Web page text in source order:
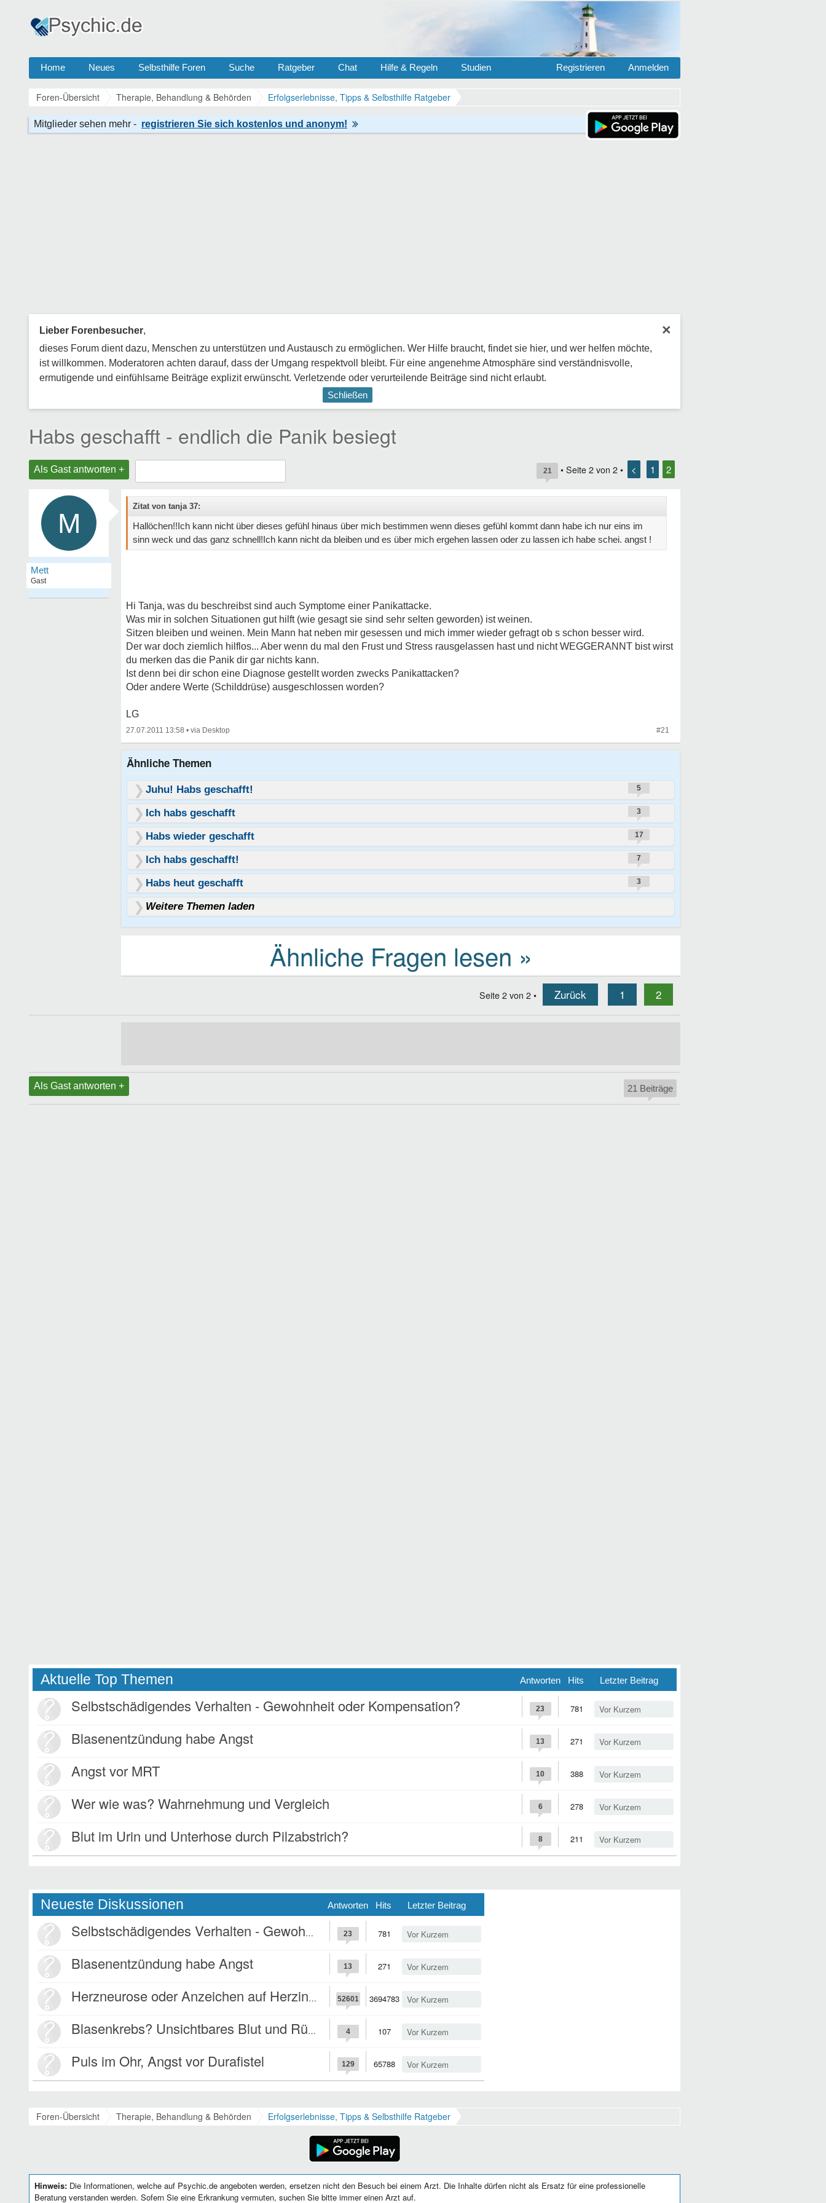
Home Neues Selbsthilfe Foren Suche Ratgeber Chat Hilfe & Regeln Studien Anmelden
Registrieren
Foren-Übersicht Therapie, Behandlung & Behörden Erfolgserlebnisse, Tipps & Selbsthilfe Ratgeber
×
Lieber Forenbesucher,
dieses Forum dient dazu, Menschen zu unterstützen und Austausch zu ermöglichen. Wer Hilfe braucht, findet sie hier, und wer helfen möchte,
ist willkommen. Moderatoren achten darauf, dass der Umgang respektvoll bleibt. Für eine angenehme Atmosphäre sind verständnisvolle,
ermutigende und einfühlsame Beiträge explizit erwünscht. Verletzende oder verurteilende Beiträge sind nicht erlaubt.
Schließen
Habs geschafft - endlich die Panik besiegt
Als Gast antworten + 21 • Seite 2 von 2 • < 1 2
M
Mett
Gast
Zitat von tanja 37:
Hallöchen!!Ich kann nicht über dieses gefühl hinaus über mich bestimmen wenn dieses gefühl kommt dann habe ich nur eins im
sinn weck und das ganz schnell!Ich kann nicht da bleiben und es über mich ergehen lassen oder zu lassen ich habe schei. angst !
Hi Tanja, was du beschreibst sind auch Symptome einer Panikattacke.
Was mir in solchen Situationen gut hilft (wie gesagt sie sind sehr selten geworden) ist weinen.
Sitzen bleiben und weinen. Mein Mann hat neben mir gesessen und mich immer wieder gefragt ob s schon besser wird.
Der war doch ziemlich hilflos... Aber wenn du mal den Frust und Stress rausgelassen hast und nicht WEGGERANNT bist wirst
du merken das die Panik dir gar nichts kann.
Ist denn bei dir schon eine Diagnose gestellt worden zwecks Panikattacken?
Oder andere Werte (Schilddrüse) ausgeschlossen worden?
LG
27.07.2011 13:58 • #21
Ähnliche Themen
Juhu! Habs geschafft! 5
Ich habs geschafft 3
Habs wieder geschafft 17
Ich habs geschafft! 7
Habs heut geschafft 3
Weitere Themen laden
Seite 2 von 2 • Zurück 1 2
Als Gast antworten + 21 Beiträge
Aktuelle Top Themen Hits
Antworten Letzter Beitrag
Selbstschädigendes Verhalten - Gewohnheit oder Kompensation? Vor Kurzem
781
23
Blasenentzündung habe Angst Vor Kurzem
271
13
Angst vor MRT Vor Kurzem
388
10
Wer wie was? Wahrnehmung und Vergleich Vor Kurzem
278
6
Blut im Urin und Unterhose durch Pilzabstrich? Vor Kurzem
211
8
Neueste Diskussionen Hits
Antworten Letzter Beitrag
Selbstschädigendes Verhalten - Gewohnheit oder Kompensation? Vor Kurzem
781
23
Blasenentzündung habe Angst Vor Kurzem
271
13
Herzneurose oder Anzeichen auf Herzinfarkt? Vor Kurzem
3694783
52601
Blasenkrebs? Unsichtbares Blut und Rückenschmerzen? Vor Kurzem
107
4
Puls im Ohr, Angst vor Durafistel Vor Kurzem
65788
129
Foren-Übersicht Therapie, Behandlung & Behörden Erfolgserlebnisse, Tipps & Selbsthilfe Ratgeber